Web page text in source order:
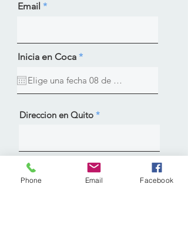
Email
Inicia en Coca *r
u
i
e
d
Direccion en Quito
Meassage
Phone Email Facebook